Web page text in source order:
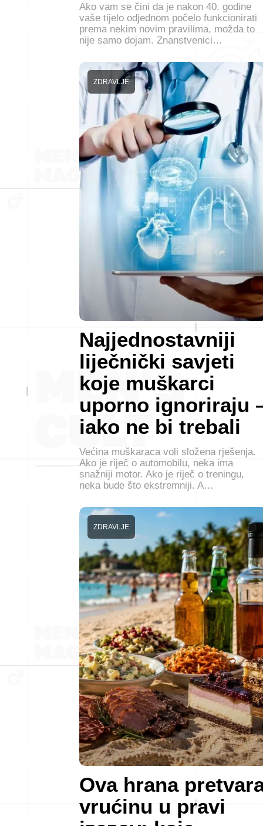
Ako vam se čini da je nakon 40. godine
vaše tijelo odjednom počelo funkcionirati
prema nekim novim pravilima, možda to
nije samo dojam. Znanstvenici…
Najjednostavniji
liječnički savjeti
koje muškarci
uporno ignoriraju
iako ne bi trebali
ZDRAVLJE
Većina muškaraca voli složena rješenja.
Ako je riječ o automobilu, neka ima
snažniji motor. Ako je riječ o treningu,
neka bude što ekstremniji. A…
Ova hrana
vrućinu u pravi
ZDRAVLJE